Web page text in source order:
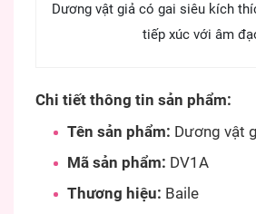
Dương vật giả có gai siêu kích
tiếp xúc với âm
Chi tiết thông tin sản phẩm:
Tên sản phẩm: Dương vật
Mã sản phẩm: DV1A
Thương hiệu: Baile